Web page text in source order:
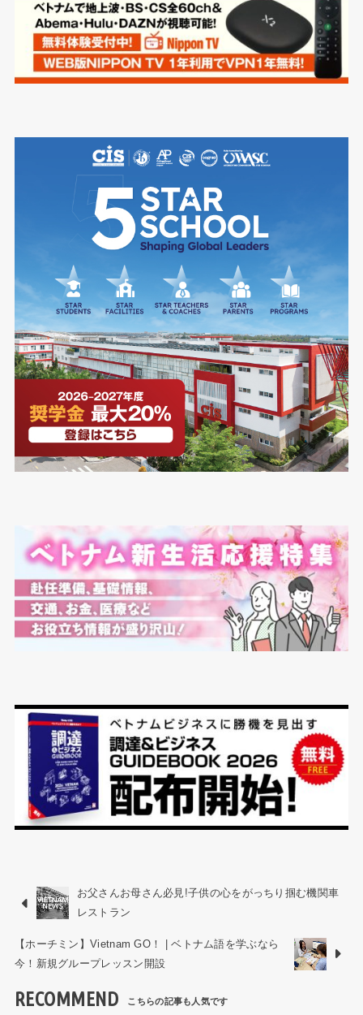
お父さんお母さん必見!子供の心をがっちり掴む機関車
レストラン
【ホーチミン】Vietnam GO！ | ベトナム語を学ぶなら
今！新規グループレッスン開設
RECOMMEND